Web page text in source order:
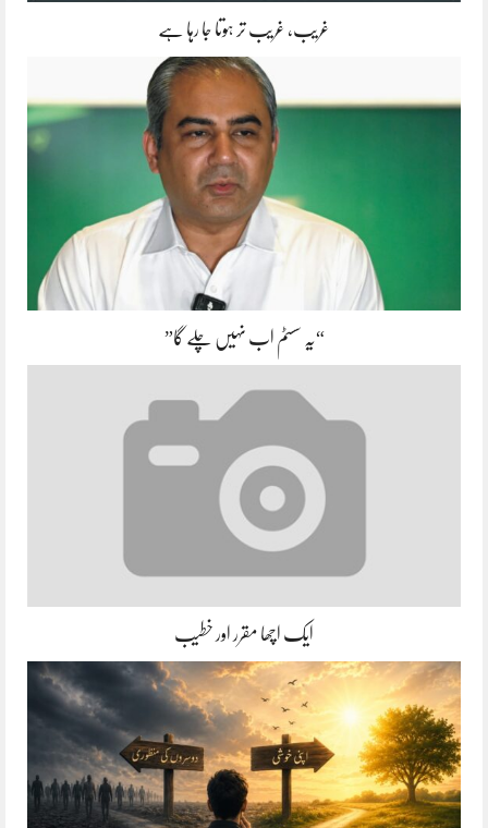
غریب، غریب تر ہوتا جا رہا ہے
“یہ سسٹم اب نہیں چلے گا”
ایک اچھا مقرر اور خطیب